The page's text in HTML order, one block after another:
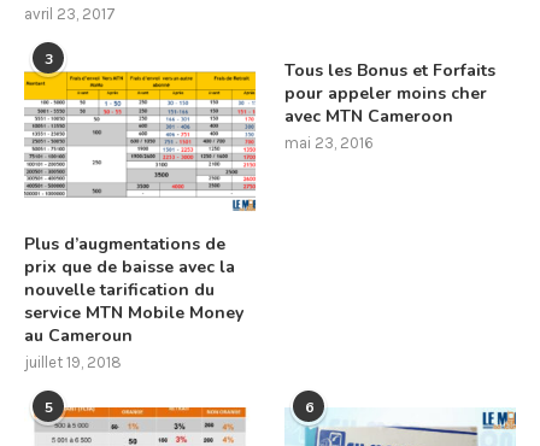
avril 23, 2017
3
Plus d’augmentations de
prix que de baisse avec la
nouvelle tarification du
service MTN Mobile Money
au Cameroun
juillet 19, 2018
Tous les Bonus et Forfaits
pour appeler moins cher
avec MTN Cameroon
mai 23, 2016
5 6